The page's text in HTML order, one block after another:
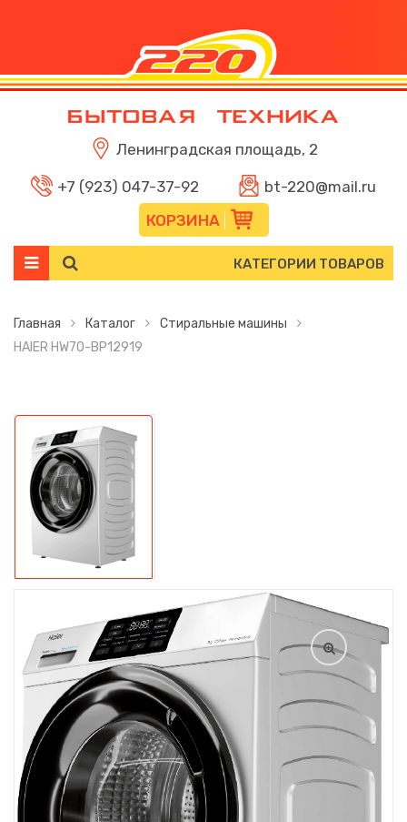
Ленинградская площадь, 2
+7 (923) 047-37-92
bt-220@mail.ru
КОРЗИНА
КАТЕГОРИИ ТОВАРОВ
Главная Каталог
Стиральные машины
HAIER HW70-BP12919